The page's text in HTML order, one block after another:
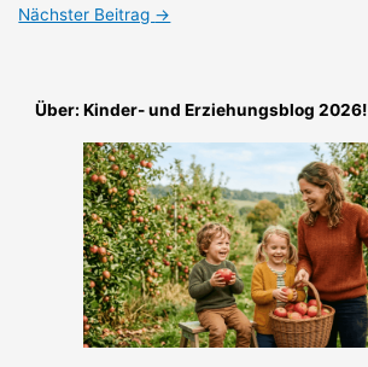
Nächster Beitrag →
Über: Kinder- und Erziehungsblog 2026!